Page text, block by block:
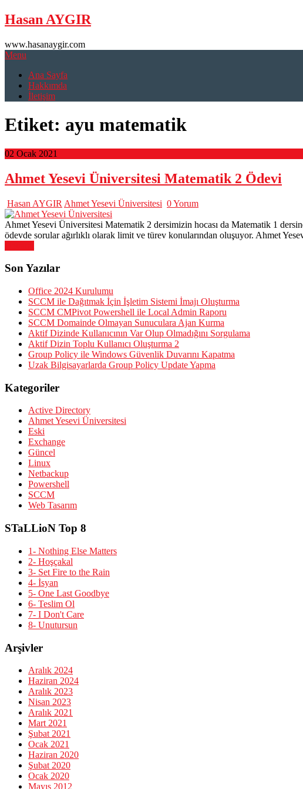
Skip
to
Hasan AYGIR
www.hasanaygir.com
Menu
Ana Sayfa
Hakkımda
İletişim
Etiket: ayu matematik
02 Ocak 2021
Ahmet Yesevi Üniversitesi Matematik 2 Ödevi
Hasan AYGIR Ahmet Yesevi Üniversitesi 0 Yorum
Ahmet Yesevi Üniversitesi Matematik 2 dersimizin hocası da Matematik 1
ödevde sorular ağırlıklı olarak limit ve türev konularından oluşuyor. Ahmet
Son Yazılar
Office 2024 Kurulumu
SCCM ile Dağıtmak İçin İşletim Sistemi İmajı Oluşturma
SCCM CMPivot Powershell ile Local Admin Raporu
SCCM Domainde Olmayan Sunuculara Ajan Kurma
Aktif Dizinde Kullanıcının Var Olup Olmadığını Sorgulama
Aktif Dizin Toplu Kullanıcı Oluşturma 2
Group Policy ile Windows Güvenlik Duvarını Kapatma
Uzak Bilgisayarlarda Group Policy Update Yapma
Kategoriler
Active Directory
Ahmet Yesevi Üniversitesi
Eski
Exchange
Güncel
Linux
Netbackup
Powershell
SCCM
Web Tasarım
STaLLioN Top 8
1- Nothing Else Matters
2- Hoşçakal
3- Set Fire to the Rain
4- İsyan
5- One Last Goodbye
6- Teslim Ol
7- I Don't Care
8- Unutursun
Arşivler
Aralık 2024
Haziran 2024
Aralık 2023
Nisan 2023
Aralık 2021
Mart 2021
Şubat 2021
Ocak 2021
Haziran 2020
Şubat 2020
Ocak 2020
Mayıs 2012